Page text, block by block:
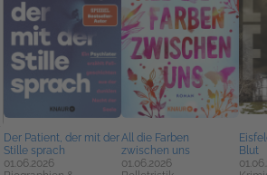
Der Patient, der mit der
Stille sprach
01.06.2026
All die Farben
zwischen uns
01.06.2026
Blut